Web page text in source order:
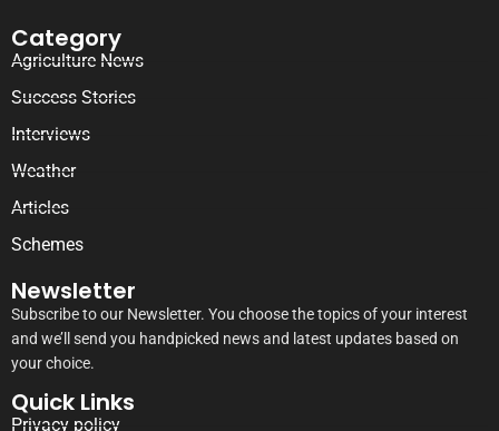
Category
Agriculture News
Success Stories
Interviews
Weather
Articles
Schemes
Newsletter
Subscribe to our Newsletter. You choose the topics of your interest
and we’ll send you handpicked news and latest updates based on
your choice.
Quick Links
Privacy policy